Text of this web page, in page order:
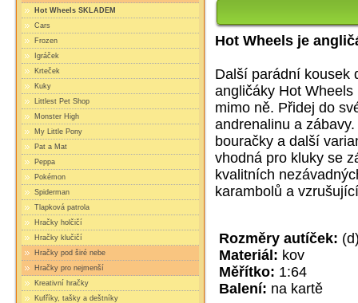
Hot Wheels SKLADEM
Cars
Frozen
Igráček
Krteček
Kuky
Littlest Pet Shop
Monster High
My Little Pony
Pat a Mat
Peppa
Pokémon
Spiderman
Tlapková patrola
Hračky holčičí
Hračky klučičí
Hračky pod širé nebe
Hračky pro nejmenší
Kreativní hračky
Kufříky, tašky a deštníky
Hot Wheels je
Další parádní kousek
angličáky Hot
mimo ně. Přidej do
andrenalinu a
bouračky a další
vhodná pro kluky se
kvalitních
karambolů a
Rozměry autíček:
Materiál: kov
Měřítko: 1:64
Balení: na kartě